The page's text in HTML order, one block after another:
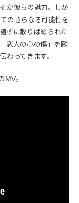
が彼らの魅力。しか
のさらなる可能性を
所に散りばめられた
恋人の心の傷」を歌
わってきます。
MV。